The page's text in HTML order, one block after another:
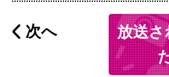
次へ
放送